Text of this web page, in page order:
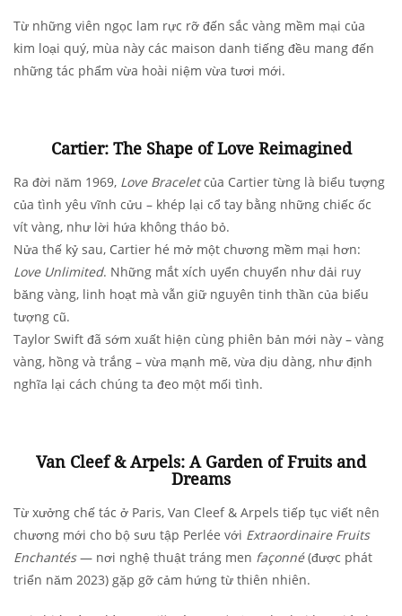
Từ những viên ngọc lam rực rỡ đến sắc vàng mềm mại của
kim loại quý, mùa này các maison danh tiếng đều mang đến
những tác phẩm vừa hoài niệm vừa tươi mới.
Cartier: The Shape of Love Reimagined
Ra đời năm 1969, Love Braceletcủa Cartier từng là biểu tượng
của tình yêu vĩnh cửu – khép lại cổ tay bằng những chiếc ốc
vít vàng, như lời hứa không tháo bỏ.
Nửa thế kỷ sau, Cartier hé mở một chương mềm mại hơn:
Love Unlimited. Những mắt xích uyển chuyển như dải ruy
băng vàng, linh hoạt mà vẫn giữ nguyên tinh thần của biểu
tượng cũ.
Taylor Swift đã sớm xuất hiện cùng phiên bản mới này – vàng
vàng, hồng và trắng – vừa mạnh mẽ, vừa dịu dàng, như định
nghĩa lại cách chúng ta đeo một mối tình.
Van Cleef & Arpels: A Garden of Fruits and
Dreams
Từ xưởng chế tác ở Paris, Van Cleef & Arpels tiếp tục viết nên
chương mới cho bộ sưu tập Perlée với Extraordinaire Fruits
Enchantés— nơi nghệ thuật tráng men façonné(được phát
triển năm 2023) gặp gỡ cảm hứng từ thiên nhiên.